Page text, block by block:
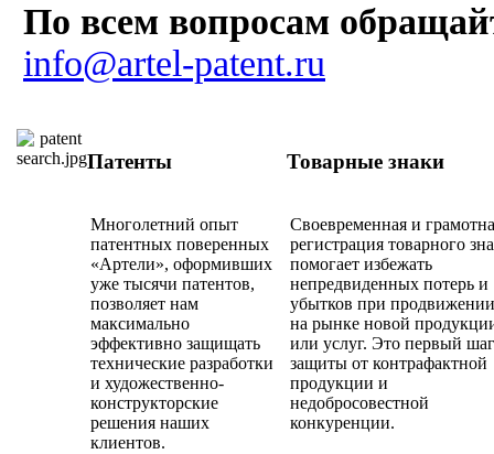
По всем вопросам
info@artel-patent.ru
Патенты
Многолетний опыт
патентных поверенных
«Артели», оформивших
уже тысячи патентов,
позволяет нам
максимально
эффективно защищать
технические разработки
и художественно-
конструкторские
решения наших
клиентов.
Товарные знаки
Своевременная и
регистрация товарного
помогает избежать
непредвиденных потерь и
убытков при продвижении
на рынке новой
или услуг. Это первый шаг
защиты от контрафактной
продукции и
недобросовестной
конкуренции.